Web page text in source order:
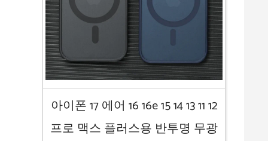
아이폰 17 에어 16 16e 15 14 13 11 12
프로 맥스 플러스용 반투명 무광